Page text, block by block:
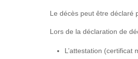
Le décès peut être déclaré
Lors de la déclaration de
L’attestation (certificat